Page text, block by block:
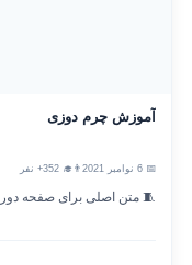
آموزش چرم دوزی
👨‍🎓 352+ نفر
🧵 متن اصلی برای صفحه